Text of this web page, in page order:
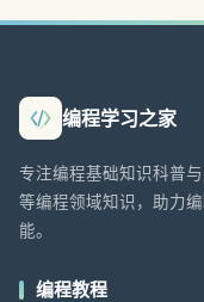
编程学习之家
专注编程基础知识科普
等编程领域知识，助力
能。
编程教程